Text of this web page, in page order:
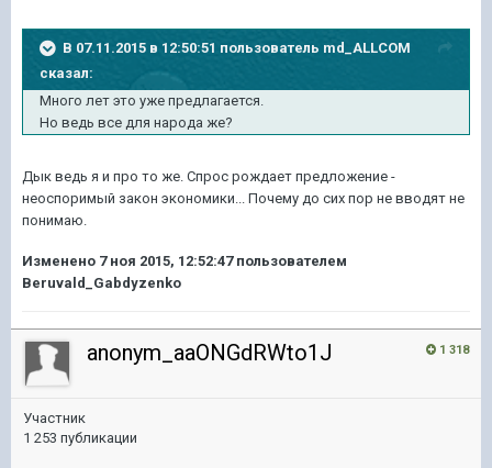
В 07.11.2015 в 12:50:51 пользователь md_ALLCOM
сказал:
Много лет это уже предлагается.
Но ведь все для народа же?
Дык ведь я и про то же. Спрос рождает предложение -
неоспоримый закон экономики... Почему до сих пор не вводят не
понимаю.
Изменено 7 ноя 2015, 12:52:47пользователем
Beruvald_Gabdyzenko
1 318
anonym_aaONGdRWto1J
Участник
1 253 публикации